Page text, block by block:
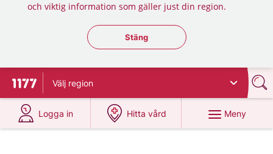
och viktig information som gäller just din region.
Stäng regionsväljaren
Stäng
Till startsidan för 1177
Välj region
Logga in
på 1177.se
Hitta vård
på 1177.se
Meny